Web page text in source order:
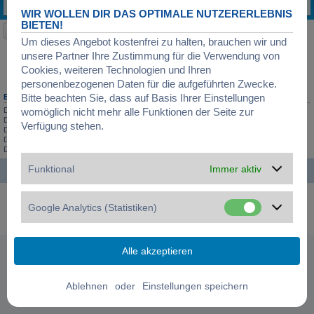
Antworten:3
Neues Thema
1 Thema • Seite von1
BERECHTIGUNGEN IN DIESEM FORUM
Du darfstkeineneuen Themen in diesem Forum erstellen.
Du darfst
keine
Du darfst deine Beiträge in diesem Forum
Du darfst deine Beiträge in diesem Forum
Du darfst
Startseite Foren-Übersicht Alle Zeiten sind UTC+01:00
Deutsche Übersetzung durch
WIR WOLLEN DIR DAS OPTIMALE NUTZERERLEBNIS
BIETEN!
Um dieses Angebot kostenfrei zu halten, brauchen wir und
unsere Partner Ihre Zustimmung für die Verwendung von
Cookies, weiteren Technologien und Ihren
personenbezogenen Daten für die aufgeführten Zwecke.
Bitte beachten Sie, dass auf Basis Ihrer Einstellungen
womöglich nicht mehr alle Funktionen der Seite zur
Verfügung stehen.
Funktional Immer aktiv
Google Analytics (Statistiken)
oder